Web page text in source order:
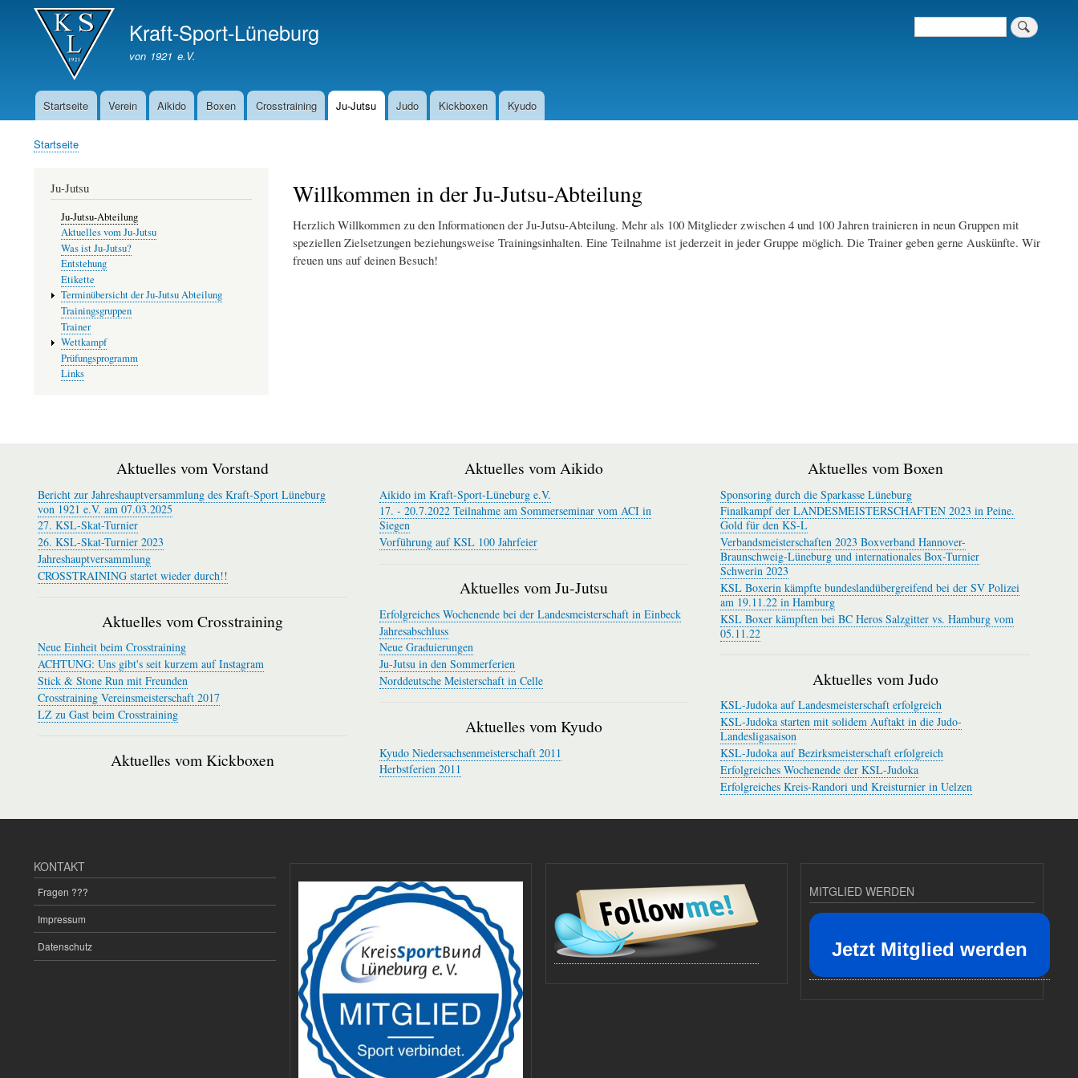
Suche
Kraft-Sport-Lüneburg
von 1921 e.V.
Hauptnavigation
Startseite Verein Aikido Boxen Crosstraining Ju-Jutsu Judo Kickboxen Kyudo
Pfadnavigation
Startseite
Willkommen in der Ju-Jutsu-Abteilung
Body
Herzlich Willkommen zu den Informationen der Ju-Jutsu-Abteilung. Mehr als 100 Mitglieder zwischen 4 und 100 Jahren trainieren in neun Gruppen mit
speziellen Zielsetzungen beziehungsweise Trainingsinhalten. Eine Teilnahme ist jederzeit in jeder Gruppe möglich. Die Trainer geben gerne Auskünfte. Wir
freuen uns auf deinen Besuch!
Ju-Jutsu
Ju-Jutsu-Abteilung
Aktuelles vom Ju-Jutsu
Was ist Ju-Jutsu?
Entstehung
Etikette
Terminübersicht der Ju-Jutsu Abteilung
Trainingsgruppen
Trainer
Wettkampf
Prüfungsprogramm
Links
Aktuelles vom Vorstand
Bericht zur Jahreshauptversammlung des Kraft-Sport Lüneburg
von 1921 e.V. am 07.03.2025
27. KSL-Skat-Turnier
26. KSL-Skat-Turnier 2023
Jahreshauptversammlung
CROSSTRAINING startet wieder durch!!
Aktuelles vom Crosstraining
Neue Einheit beim Crosstraining
ACHTUNG: Uns gibt's seit kurzem auf Instagram
Stick & Stone Run mit Freunden
Crosstraining Vereinsmeisterschaft 2017
LZ zu Gast beim Crosstraining
Aktuelles vom Kickboxen
Aktuelles vom Aikido
Aikido im Kraft-Sport-Lüneburg e.V.
17. - 20.7.2022 Teilnahme am Sommerseminar vom ACI in
Siegen
Vorführung auf KSL 100 Jahrfeier
Aktuelles vom Ju-Jutsu
Erfolgreiches Wochenende bei der Landesmeisterschaft in Einbeck
Jahresabschluss
Neue Graduierungen
Ju-Jutsu in den Sommerferien
Norddeutsche Meisterschaft in Celle
Aktuelles vom Kyudo
Kyudo Niedersachsenmeisterschaft 2011
Herbstferien 2011
Aktuelles vom Boxen
Sponsoring durch die Sparkasse Lüneburg
Finalkampf der LANDESMEISTERSCHAFTEN 2023 in Peine.
Gold für den KS-L
Verbandsmeisterschaften 2023 Boxverband Hannover-
Braunschweig-Lüneburg und internationales Box-Turnier
Schwerin 2023
KSL Boxerin kämpfte bundeslandübergreifend bei der SV Polizei
am 19.11.22 in Hamburg
KSL Boxer kämpften bei BC Heros Salzgitter vs. Hamburg vom
05.11.22
Aktuelles vom Judo
KSL-Judoka auf Landesmeisterschaft erfolgreich
KSL-Judoka starten mit solidem Auftakt in die Judo-
Landesligasaison
KSL-Judoka auf Bezirksmeisterschaft erfolgreich
Erfolgreiches Wochenende der KSL-Judoka
Erfolgreiches Kreis-Randori und Kreisturnier in Uelzen
KONTAKT
Fragen ???
Impressum
Datenschutz
MITGLIED WERDEN
Jetzt Mitglied werden